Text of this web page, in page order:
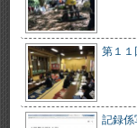
第１１
記録係